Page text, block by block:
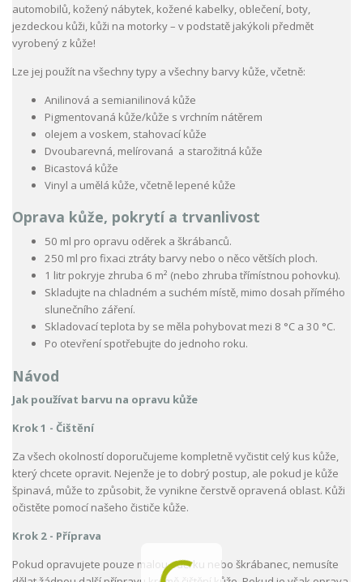
automobilů, kožený nábytek, kožené kabelky, oblečení, boty,
jezdeckou kůži, kůži na motorky – v podstatě jakýkoli předmět
vyrobený z kůže!
Lze jej použít na všechny typy a všechny barvy kůže, včetně:
Anilinová a semianilinová kůže
Pigmentovaná kůže/kůže s vrchním nátěrem
olejem a voskem, stahovací kůže
Dvoubarevná, melírovaná a starožitná kůže
Bicastová kůže
Vinyl a umělá kůže, včetně lepené kůže
Oprava kůže, pokrytí a trvanlivost
50 ml pro opravu oděrek a škrábanců.
250 ml pro fixaci ztráty barvy nebo o něco větších ploch.
1 litr pokryje zhruba 6 m² (nebo zhruba třímístnou pohovku).
Skladujte na chladném a suchém místě, mimo dosah přímého
slunečního záření.
Skladovací teplota by se měla pohybovat mezi 8 °C a 30 °C.
Po otevření spotřebujte do jednoho roku.
Návod
Jak používat barvu na opravu kůže
Krok 1 - Čištění
Za všech okolností doporučujeme kompletně vyčistit celý kus kůže,
který chcete opravit. Nejenže je to dobrý postup, ale pokud je kůže
špinavá, může to způsobit, že vynikne čerstvě opravená oblast. Kůži
očistěte pomocí našeho čističe kůže.
Krok 2 - Příprava
Pokud opravujete pouze malou oděrku nebo škrábanec, nemusíte